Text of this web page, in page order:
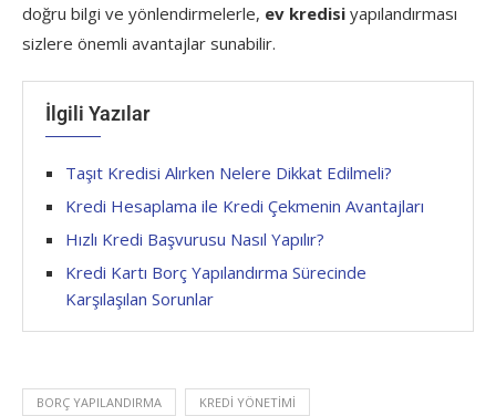
doğru bilgi ve yönlendirmelerle, ev kredisi yapılandırması
sizlere önemli avantajlar sunabilir.
İlgili Yazılar
Taşıt Kredisi Alırken Nelere Dikkat Edilmeli?
Kredi Hesaplama ile Kredi Çekmenin Avantajları
Hızlı Kredi Başvurusu Nasıl Yapılır?
Kredi Kartı Borç Yapılandırma Sürecinde
Karşılaşılan Sorunlar
BORÇ YAPILANDIRMA KREDI YÖNETIMI